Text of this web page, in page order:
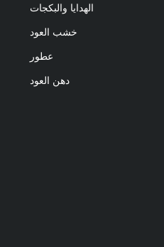
الهدايا والبكجات
خشب العود
عطور
دهن العود